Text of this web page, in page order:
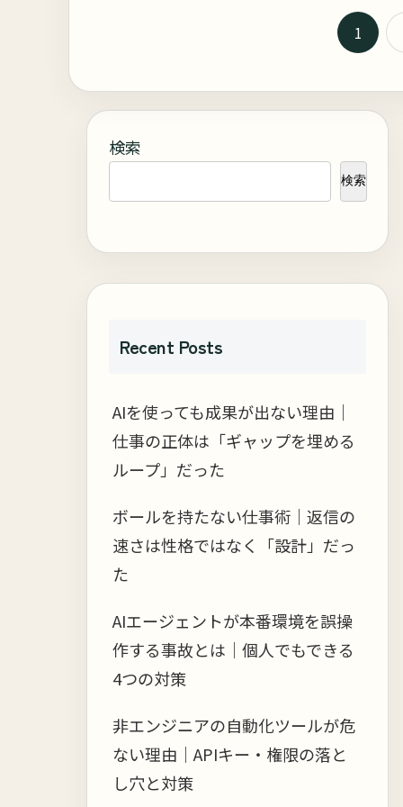
1
検索
検索
Recent Posts
AIを使っても成果が出ない理由｜
仕事の正体は「ギャップを埋める
ループ」だった
ボールを持たない仕事術｜返信の
速さは性格ではなく「設計」だっ
た
AIエージェントが本番環境を誤操
作する事故とは｜個人でもできる
4つの対策
非エンジニアの自動化ツールが危
ない理由｜APIキー・権限の落と
し穴と対策